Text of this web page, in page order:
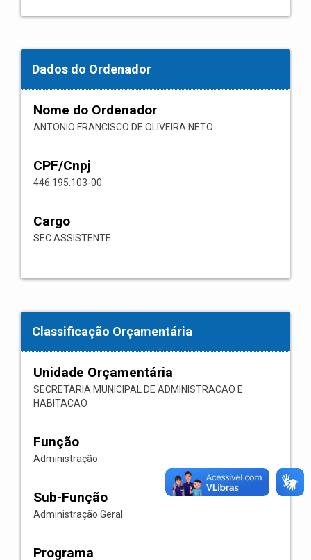
Dados do Ordenador
Nome do Ordenador
ANTONIO FRANCISCO DE OLIVEIRA NETO
CPF/Cnpj
446.195.103-00
Cargo
SEC ASSISTENTE
Classificação Orçamentária
Unidade Orçamentária
SECRETARIA MUNICIPAL DE ADMINISTRACAO E
HABITACAO
Função
Administração
Sub-Função
Administração Geral
Programa